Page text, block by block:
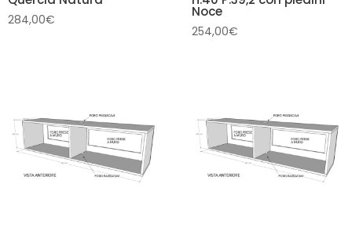
284,00€
Noce
254,00€